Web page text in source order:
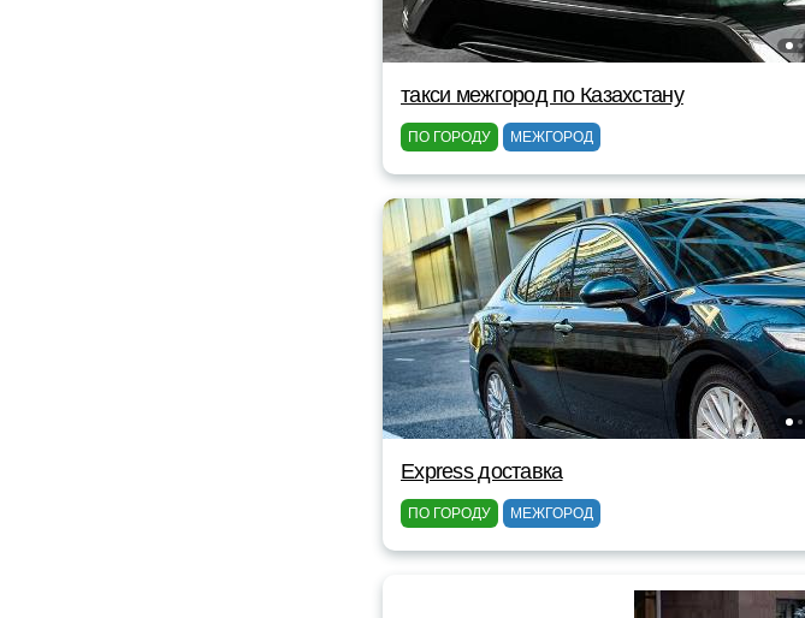
такси межгород по Казахстану
ПО ГОРОДУ МЕЖГОРОД
Express доставка
ПО ГОРОДУ МЕЖГОРОД